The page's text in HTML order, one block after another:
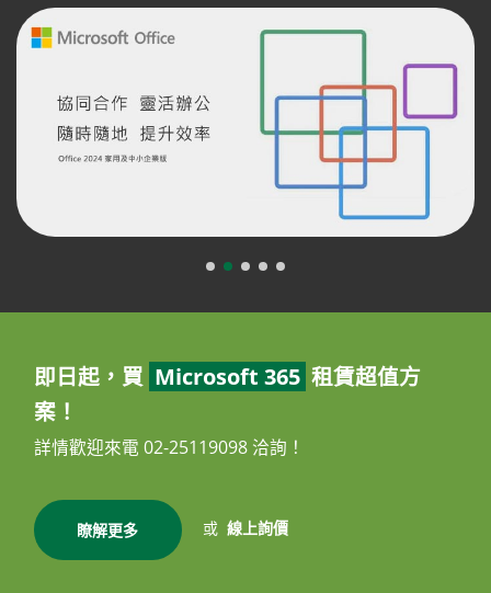
即日起，買 Microsoft 365 租賃超值方
案！
詳情歡迎來電 02-25119098 洽詢！
瞭解更多 或 線上詢價